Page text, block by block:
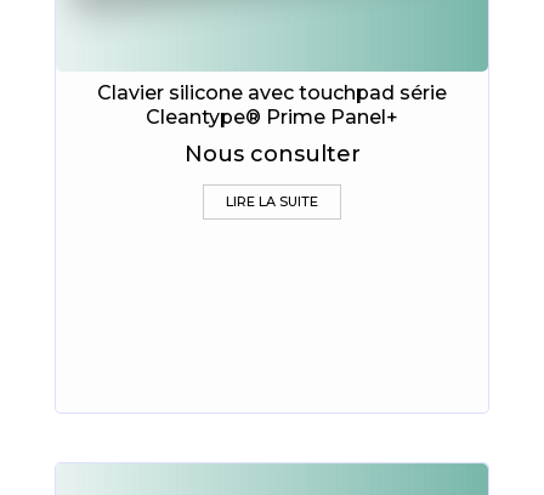
Clavier silicone avec touchpad série
Cleantype® Prime Panel+
Nous consulter
LIRE LA SUITE